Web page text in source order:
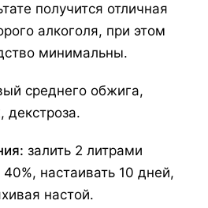
получится отличная
алкоголя, при этом
минимальны.
среднего обжига,
декстроза.
залить 2 литрами
настаивать 10 дней,
настой.